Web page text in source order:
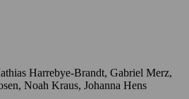
Frieder Venus, Michaela Rosen, Noah Kraus, Johanna Hens